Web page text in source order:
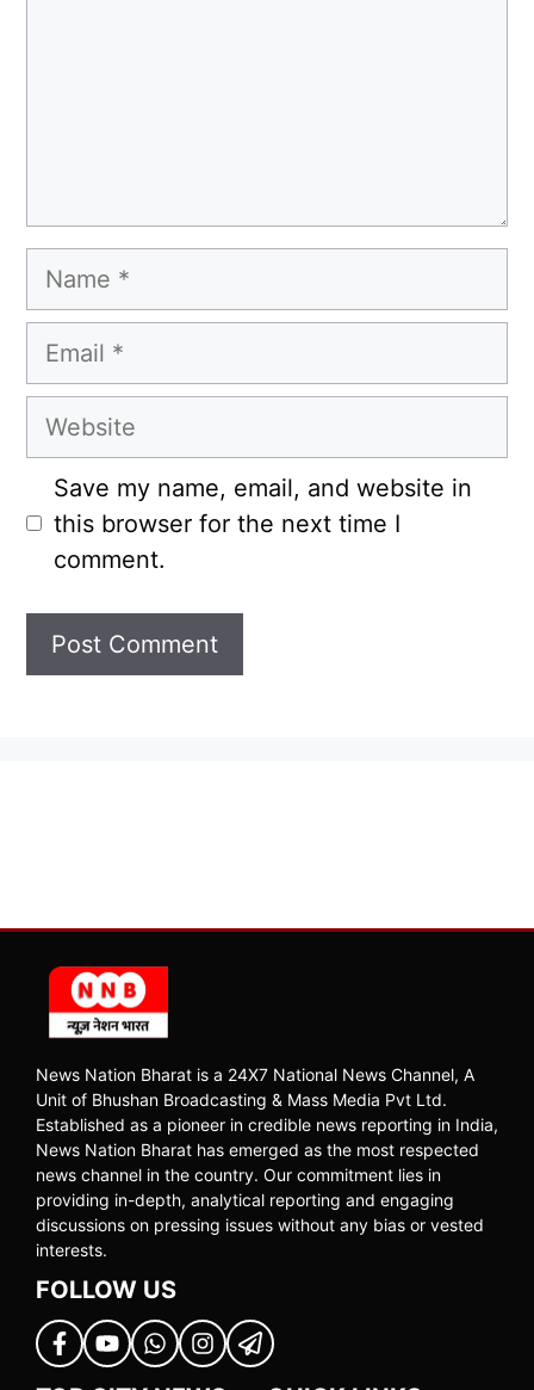
Name
Email
Website
Save my name, email, and website in
this browser for the next time I
comment.
News Nation Bharat is a 24X7 National News Channel, A
Unit of Bhushan Broadcasting & Mass Media Pvt Ltd.
Established as a pioneer in credible news reporting in India,
News Nation Bharat has emerged as the most respected
news channel in the country. Our commitment lies in
providing in-depth, analytical reporting and engaging
discussions on pressing issues without any bias or vested
interests.
FOLLOW US